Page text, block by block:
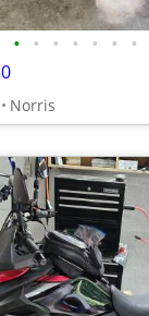
• • • • • • •
Norris